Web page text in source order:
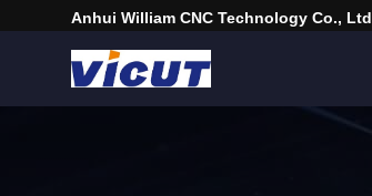
Anhui William CNC Technology Co., Ltd